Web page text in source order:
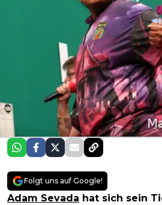
Folgt uns auf Google!
Adam Sevada hat sich sein